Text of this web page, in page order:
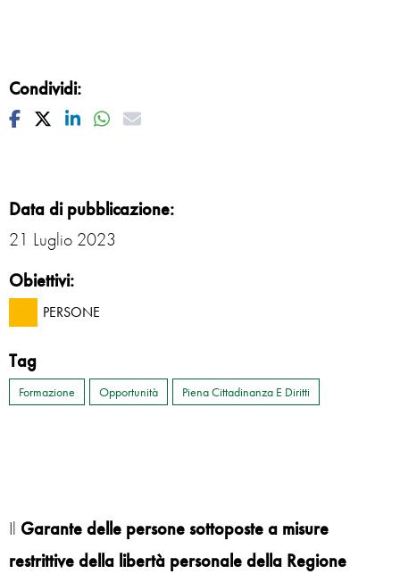
Condividi:
Facebook
TwitterLinkedinWhatsapp
Mail
Data di pubblicazione:
21 Luglio 2023
Obiettivi:
PERSONE
Tag
Formazione Opportunità Piena Cittadinanza E Diritti
Il Garante delle persone sottoposte a misure
restrittive della libertà personale della Regione